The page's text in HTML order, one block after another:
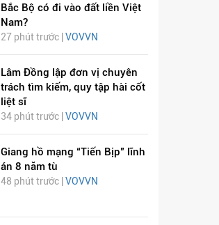
Bắc Bộ có đi vào đất liền Việt
Nam?
27 phút trước | VOVVN
Lâm Đồng lập đơn vị chuyên
trách tìm kiếm, quy tập hài cốt
liệt sĩ
34 phút trước | VOVVN
Giang hồ mạng “Tiến Bịp” lĩnh
án 8 năm tù
48 phút trước | VOVVN